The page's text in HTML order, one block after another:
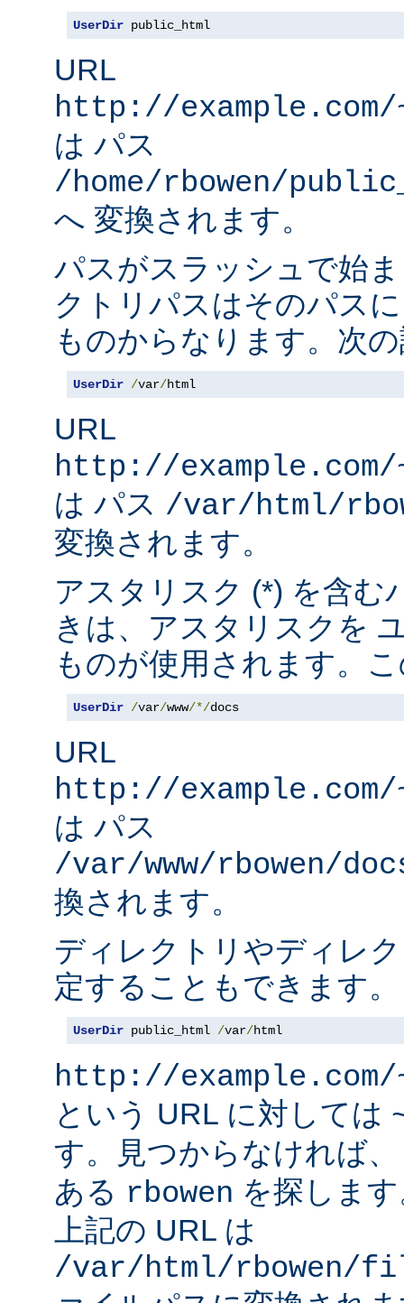
UserDir public_html
URL
http://
は パス
/home/rbowen/
へ 変換されます。
パスがスラッシュで始
クトリパスはそのパス
ものからなります。次
UserDir /var/html
URL
http://
は パス /var/html/
変換されます。
アスタリスク (*) を含む
きは、アスタリスクを
ものが使用されます。
UserDir /var/www/*/docs
URL
http://
は パス
/var/www/rbowen/
換されます。
ディレクトリやディレ
定することもできます。
UserDir public_html /var/html
http://
という URL に対しては
す。見つからなければ
ある rbowen を探しま
上記の URL は
/var/html/rbowen/